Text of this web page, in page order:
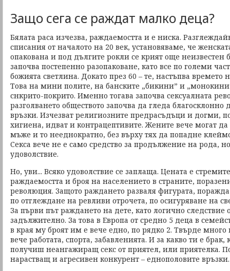
Защо сега се раждат малко деца?
Бялата раса изчезва, раждаемостта и е ниска.
списания от началото на 20 век, установяваме, че
опакована и под дългите рокли се крият още неизвестен
започва постепенно разопаковане, като все по големи
божията светлина. Докато през 60 – те, настъпва времето
Това на мини полите, на банските „бикини” и
снкрито-покрито. Именно тогава започва сексуалната
разголването обществото започва да гледа
връзки. Изчезват религиозните предрасъдъци и догми,
хигиена, идват и контрацептивите. Жените вече могат
мъже и то нееднократно, без върху тях да попадне
Секса вече не е само средство за продължение на рода,
удоволствие.
Но, уви... Всяко удоволствие се заплаща. Цената е
раждаемостта и броя на населението в страните,
революция. Защото раждането разваля фигурата,
по отглеждане на ревливи отрочета, по осигуряване на
За първи път раждането на дете, като логично следствие
задължително. За това в Европа от средно 5 деца в
в края му броят им е вече едно, по рядко 2. Твърде
вече работата, спорта, забавленията. И за какво ти е
получиш неангажиращ секс от приятел, или приятелка.
нарастващ и агресивен конкурент – еднополовите връзки.